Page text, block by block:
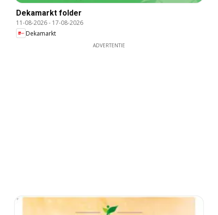
Dekamarkt folder
11-08-2026- 17-08-2026
Dekamarkt
ADVERTENTIE